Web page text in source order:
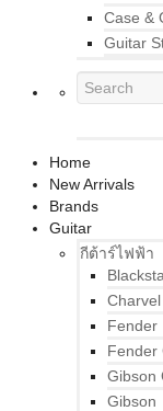
Case &
Guitar
Home
New Arrivals
Brands
Guitar
กีต้าร์ไฟฟ้า
Charvel
Fender
Fender
Gibson
Gibson